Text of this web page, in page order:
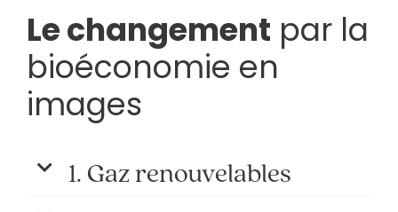
Le changement par la
bioéconomie en
images
1. Gaz renouvelables